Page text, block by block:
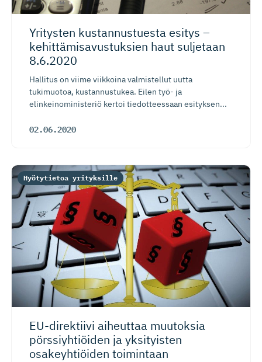
Yritysten kustannus­tuesta esitys –
kehittämi­sa­vus­tuksien haut suljetaan
8.6.2020
Hallitus on viime viikkoina valmistellut uutta
tukimuotoa, kustannustukea. Eilen työ- ja
elinkeinoministeriö kertoi tiedotteessaan esityksen...
02.06.2020
EU-direktiivi aiheuttaa muutoksia
pörssiyhtiöiden ja yksityisten
osakeyhtiöiden toimintaan
Hyötytietoa yrityksille